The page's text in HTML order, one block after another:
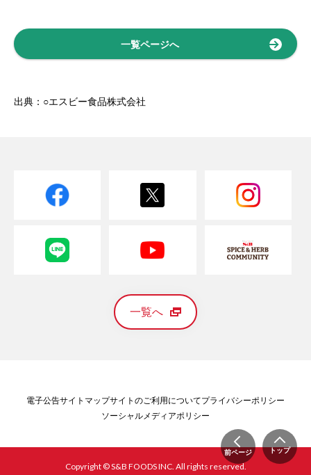
一覧ページへ
出典：○エスビー食品株式会社
前ページ トップ
一覧へ
電子公告サイトマップサイトのご利用についてプライバシーポリシー
ソーシャルメディアポリシー
Copyright © S&B FOODS INC. All rights reserved.